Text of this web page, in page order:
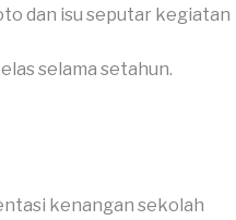
dan isu seputar kegiatan
selama setahun.
kenangan sekolah